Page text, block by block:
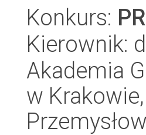
Konkurs:
Kierownik:
Akademia
w